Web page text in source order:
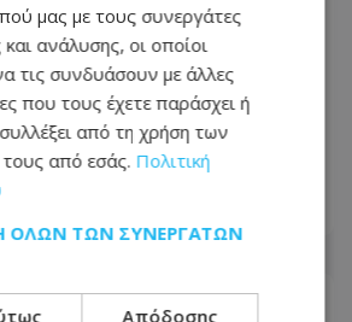
για την Αστυνομία -
στο μικροσκόπιο και
μας με τους συνεργάτες
ανάλυσης, οι οποίοι
τις συνδυάσουν με άλλες
που τους έχετε παράσχει ή
από τη χρήση των
από εσάς. Πολιτική
ΌΛΩΝ ΤΩΝ ΣΥΝΕΡΓΑΤΏΝ
Απόδοσης